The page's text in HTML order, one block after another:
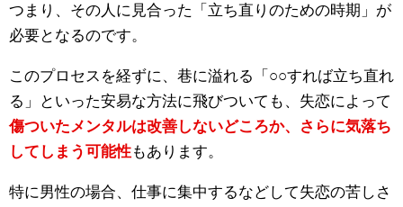
つまり、その人に見合った「立ち直りのための時期」が
必要となるのです。
このプロセスを経ずに、巷に溢れる「○○すれば立ち直れ
る」といった安易な方法に飛びついても、失恋によって
傷ついたメンタルは改善しないどころか、さらに気落ち
してしまう可能性もあります。
特に男性の場合、仕事に集中するなどして失恋の苦しさ